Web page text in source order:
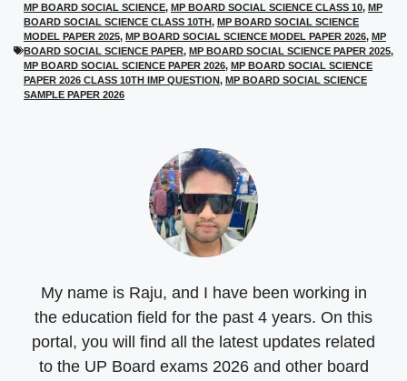
w
i
t
t
e
r
)
e
b
o
o
k
t
s
A
p
p
e
g
r
a
m
MP BOARD SOCIAL SCIENCE, MP BOARD SOCIAL SCIENCE CLASS 10, MP
BOARD SOCIAL SCIENCE CLASS 10TH, MP BOARD SOCIAL SCIENCE
MODEL PAPER 2025, MP BOARD SOCIAL SCIENCE MODEL PAPER 2026, MP
BOARD SOCIAL SCIENCE PAPER, MP BOARD SOCIAL SCIENCE PAPER 2025,
MP BOARD SOCIAL SCIENCE PAPER 2026, MP BOARD SOCIAL SCIENCE
PAPER 2026 CLASS 10TH IMP QUESTION, MP BOARD SOCIAL SCIENCE
SAMPLE PAPER 2026
My name is Raju, and I have been working in
the education field for the past 4 years. On this
portal, you will find all the latest updates related
to the UP Board exams 2026 and other board